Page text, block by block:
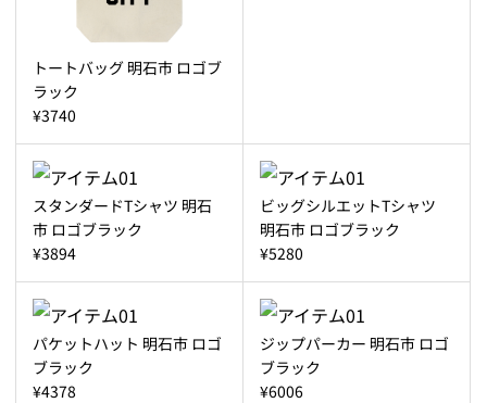
トートバッグ 明石市 ロゴブ
ラック
¥3740
スタンダードTシャツ 明石
市 ロゴブラック
¥3894
ビッグシルエットTシャツ
明石市 ロゴブラック
¥5280
パケットハット 明石市 ロゴ
ブラック
¥4378
ジップパーカー 明石市 ロゴ
ブラック
¥6006